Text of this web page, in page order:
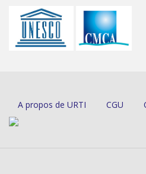
A propos de URTI CGU